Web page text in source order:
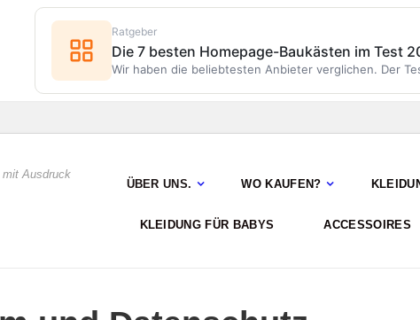
mit Ausdruck
ÜBER UNS. WO KAUFEN?
KLEIDUNG FÜR BABYS ACCESSOIRES
Ratgeber
Die 7 besten Homepage-Baukästen im Test
Wir haben die beliebtesten Anbieter verglichen. Der